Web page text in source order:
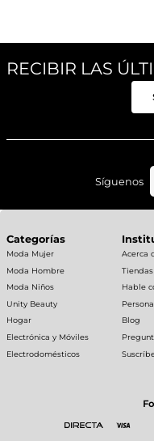
RECIBIR LAS
Síguenos
Categorías
Moda Mujer
Moda Hombre
Moda Niños
Unity Beauty
Hogar
Electrónica y Móviles
Electrodomésticos
Acerca
Tiendas
Hable
Blog